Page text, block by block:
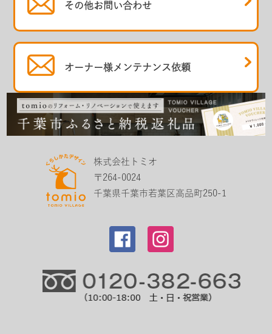
その他お問い合わせ
オーナー様メンテナンス依頼
株式会社トミオ
〒264-0024
千葉県千葉市若葉区高品町250-1